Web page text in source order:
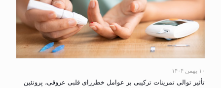
۱۰ بهمن ۱۴۰۴
تأثیر توالی تمرینات ترکیبی بر عوامل خطرزای قلبی عروقی، پروتئین